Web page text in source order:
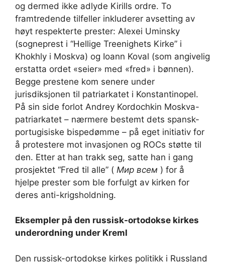
og dermed ikke adlyde Kirills ordre. To
framtredende tilfeller inkluderer avsetting av
høyt respekterte prester: Alexei Uminsky
(sogneprest i “Hellige Treenighets Kirke” i
Khokhly i Moskva) og Ioann Koval (som angivelig
erstatta ordet «seier» med «fred» i bønnen).
Begge prestene kom senere under
jurisdiksjonen til patriarkatet i Konstantinopel.
På sin side forlot Andrey Kordochkin Moskva-
patriarkatet – nærmere bestemt dets spansk-
portugisiske bispedømme – på eget initiativ for
å protestere mot invasjonen og ROCs støtte til
den. Etter at han trakk seg, satte han i gang
prosjektet “Fred til alle” ( Мир всем ) for å
hjelpe prester som ble forfulgt av kirken for
deres anti-krigsholdning.
Eksempler på den russisk-ortodokse kirkes
underordning under Kreml
Den russisk-ortodokse kirkes politikk i Russland